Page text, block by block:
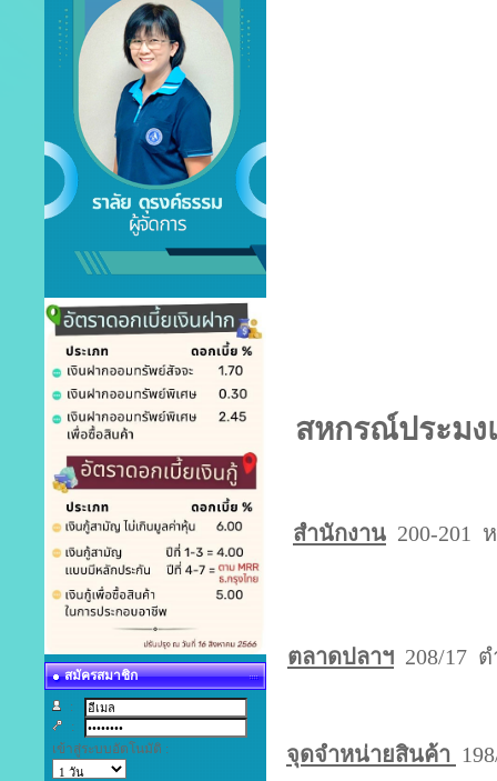
สมัครสมาชิก
:
:
เข้าสู่ระบบอัตโนมัติ :
สหกรณ์ประมง
สำนักงาน 200-201
ตลาดปลาฯ 208/17
จุดจำหน่ายสินค้า